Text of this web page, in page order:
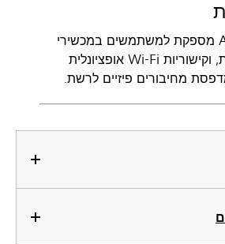
תמיכה ב-AirPrint מספקת למשתמשים במכשירי
iOS הדפסה ניידת, וקישוריות Wi-Fi אופציונלית
מחיבורים פיזיים לרשת.